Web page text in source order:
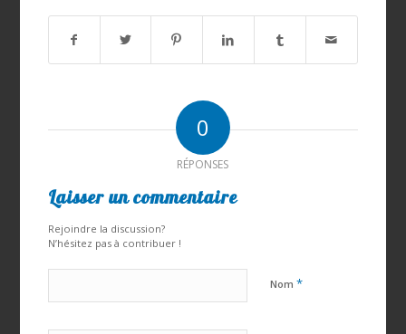
0
RÉPONSES
Laisser un commentaire
Rejoindre la discussion?
N’hésitez pas à contribuer !
Nom *